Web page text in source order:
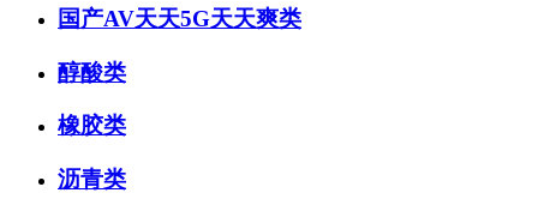
国产AV天天5G天天爽类
醇酸类
橡胶类
沥青类